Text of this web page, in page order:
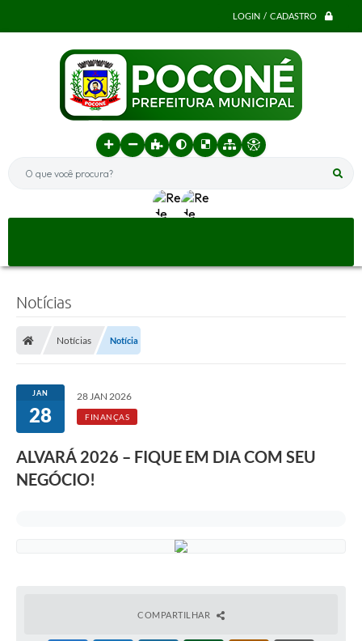
LOGIN / CADASTRO
O que você procura?
Notícias
Notícias Notícia
JAN
28
28 JAN 2026
FINANÇAS
ALVARÁ 2026 – FIQUE EM DIA COM SEU
NEGÓCIO!
COMPARTILHAR